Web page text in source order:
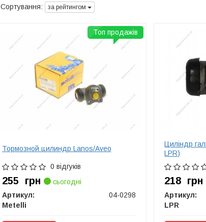
Сортування: за рейтингом
Тормозной цилиндр Lanos/Aveo
0 відгуків
255 грн
сьогодні
Артикул:
04-0298
Metelli
Топ продажів
Циліндр
LPR)
218 грн
Артикул:
LPR